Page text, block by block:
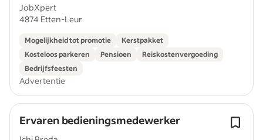
JobXpert
4874 Etten-Leur
Mogelijkheid tot promotie
Kerstpakket
Kosteloos parkeren
Pensioen
Reiskostenvergoeding
Bedrijfsfeesten
Advertentie
Ervaren bedieningsmedewerker